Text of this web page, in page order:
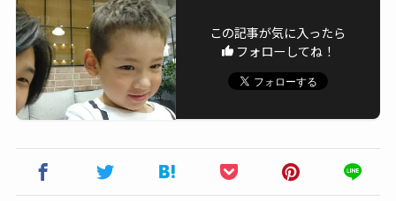
この記事が気に入ったら
フォローしてね！